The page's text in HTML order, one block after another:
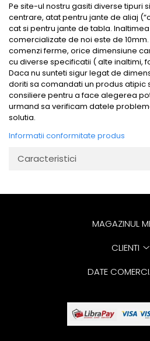
Pe site-ul nostru gasiti diverse tipuri
centrare, atat pentru jante de aliaj
cat si pentru jante de tabla.
comercializate de noi este de
comenzi ferme, orice dimensiune
cu diverse specificatii ( alte inaltimi,
Daca nu sunteti sigur legat de
doriti sa comandati un produs atipic
consiliere pentru a face alegerea
urmand sa verificam datele
solutia.
Informatii conformitate produs
Caracteristici
MAGAZINUL
CLIENTI
DATE